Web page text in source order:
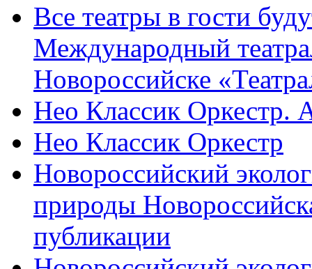
Все театры в гости
Международный
Новороссийске
Нео Классик Оркестр.
Нео Классик Оркестр
Новороссийский
природы
публикации